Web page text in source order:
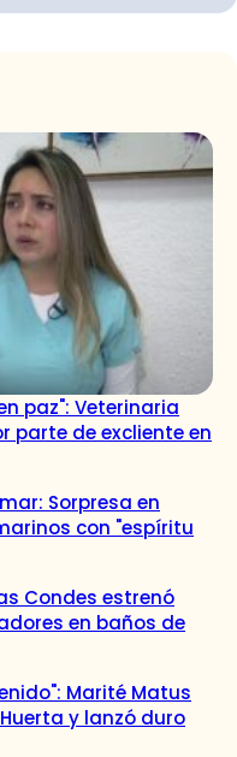
paz": Veterinaria
parte de excliente en
Sorpresa en
con "espíritu
Condes estrenó
en baños de
Marité Matus
y lanzó duro